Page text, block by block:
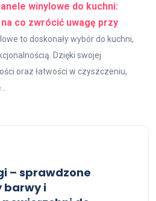
winylowe do kuchni:
co zwrócić uwagę przy
to doskonały wybór do kuchni,
Dzięki swojej
oraz łatwości w czyszczeniu,
– sprawdzone
barwy i